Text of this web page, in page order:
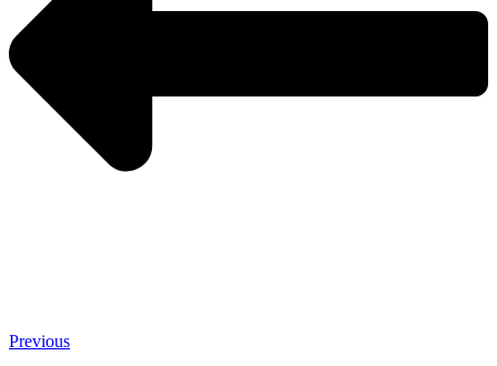
Previous